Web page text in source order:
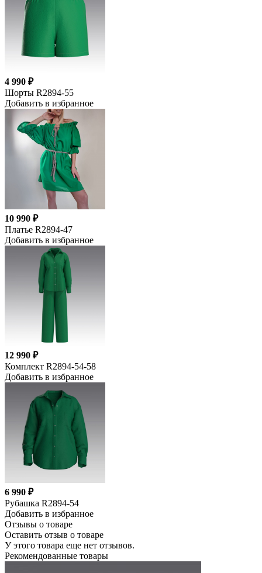
4 990 ₽
Шорты R2894-55
Добавить в избранное
10 990 ₽
Платье R2894-47
Добавить в избранное
12 990 ₽
Комплект R2894-54-58
Добавить в избранное
6 990 ₽
Рубашка R2894-54
Добавить в избранное
Отзывы о товаре
Оставить отзыв о товаре
У этого товара еще нет отзывов.
Рекомендованные товары